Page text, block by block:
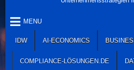
MENU
IDW AI-ECONOMICS
COMPLIANCE-LÖSUNGEN.DE